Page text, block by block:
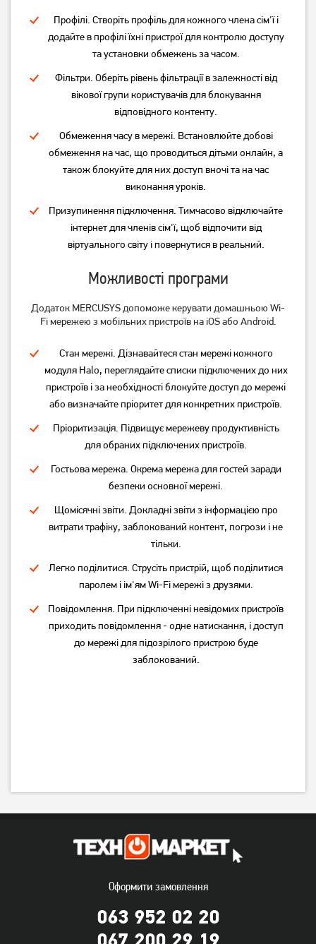
Профілі. Створіть профіль для кожного члена сім'ї і
додайте в профілі їхні пристрої для контролю доступу
та установки обмежень за часом.
Фільтри. Оберіть рівень фільтрації в залежності від
вікової групи користувачів для блокування
відповідного контенту.
Обмеження часу в мережі. Встановлюйте добові
обмеження на час, що проводиться дітьми онлайн, а
також блокуйте для них доступ вночі та на час
виконання уроків.
Призупинення підключення. Тимчасово відключайте
інтернет для членів сім'ї, щоб відпочити від
віртуального світу і повернутися в реальний.
Можливості програми
Додаток MERCUSYS допоможе керувати домашньою Wi-
Fi мережею з мобільних пристроїв на iOS або Android.
Стан мережі. Дізнавайтеся стан мережі кожного
модуля Halo, переглядайте списки підключених до них
пристроїв і за необхідності блокуйте доступ до мережі
або визначайте пріоритет для конкретних пристроїв.
Пріоритизація. Підвищує мережеву продуктивність
для обраних підключених пристроїв.
Гостьова мережа. Окрема мережа для гостей заради
безпеки основної мережі.
Щомісячні звіти. Докладні звіти з інформацією про
витрати трафіку, заблокований контент, погрози і не
тільки.
Легко поділитися. Струсіть пристрій, щоб поділитися
паролем і ім'ям Wi-Fi мережі з друзями.
Повідомлення. При підключенні невідомих пристроїв
приходить повідомлення - одне натискання, і доступ
до мережі для підозрілого пристрою буде
заблокований.
Оформити замовлення
063 952 02 20